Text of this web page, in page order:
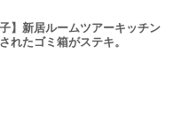
子】新居ルームツアーキッチン
れたゴミ箱がステキ。